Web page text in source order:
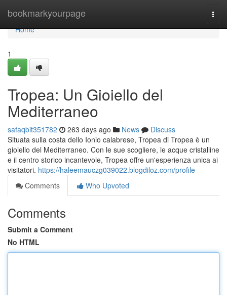
bookmarkyourpage
Home
Home
1
Tropea: Un Gioiello del
Mediterraneo
safaqbit351782 263 days ago News
Discuss
Situata sulla costa dello Ionio calabrese, Tropea di Tropea è un
gioiello del Mediterraneo. Con le sue scogliere, le acque cristalline
e il centro storico incantevole, Tropea offre un'esperienza unica ai
visitatori. https://haleemauczg039022.blogdiloz.com/profile
Comments
Who Upvoted
Comments
Submit a Comment
No HTML